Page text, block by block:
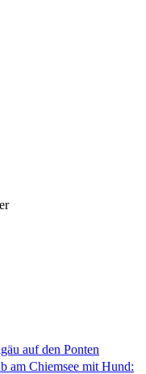
auf den Ponten
am Chiemsee mit Hund: